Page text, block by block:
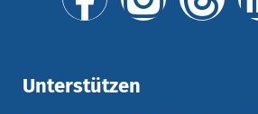
Unterstützen